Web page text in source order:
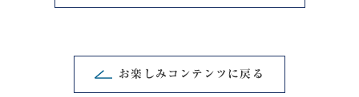
お楽しみコンテンツに戻る